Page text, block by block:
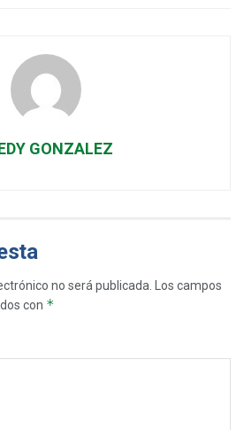
GONZALEZ
no será publicada. Los campos
con *